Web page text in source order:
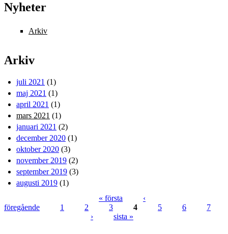
Nyheter
Arkiv
Arkiv
juli 2021 (1)
maj 2021 (1)
april 2021 (1)
mars 2021 (1)
januari 2021 (2)
december 2020 (1)
oktober 2020 (3)
november 2019 (2)
september 2019 (3)
augusti 2019 (1)
Sidor
« första
‹
föregående
1 2 3 4 5 6
7
›
sista »